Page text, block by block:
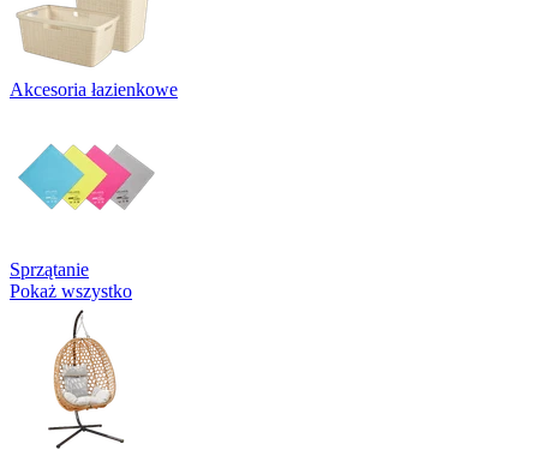
Akcesoria łazienkowe
Sprzątanie
Pokaż wszystko